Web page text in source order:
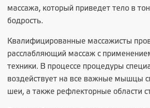
массажа, который приведет тело в
бодрость.
Квалифицированные массажисты
расслабляющий массаж с
техники. В процессе процедуры
воздействует на все важные мышцы
шеи, а также рефлекторные области